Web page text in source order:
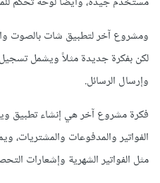
ومشروع آخر لتطبيق شات بالصوت
لكن بفكرة جديدة مثلاً ويشمل
وإرسال الرسائل.
فكرة مشروع آخر هي إنشاء تطبيق
الفواتير والمدفوعات والمشتريات،
مثل الفواتير الشهرية وإشعارات